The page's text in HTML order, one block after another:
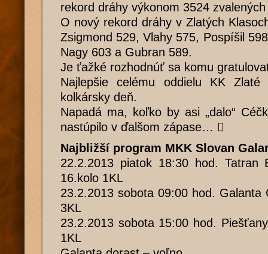
rekord dráhy výkonom 3524
O nový rekord dráhy v Zlatých
Zsigmond 529, Vlahy 575, Pospíšil
Nagy 603 a Gubran 589.
Je ťažké rozhodnúť sa komu
Najlepšie celému oddielu KK
kolkársky deň.
Napadá ma, koľko by asi „dalo“
nastúpilo v ďalšom zápase… 
Najbližší program MKK Slovan
22.2.2013 piatok 18:30 hod. Tatran
16.kolo 1KL
23.2.2013 sobota 09:00 hod. Galanta
3KL
23.2.2013 sobota 15:00 hod.
1KL